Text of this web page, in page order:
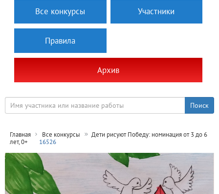
Все конкурсы Участники
Правила
Архив
Главная Все конкурсы
Дети рисуют Победу: номинация от 3 до 6
лет, 0+
16526